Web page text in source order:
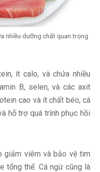
nhiều dưỡng chất quan trọng
ít calo, và chứa nhiều
B, selen, và các axit
cao và ít chất béo, cá
hỗ trợ quá trình phục hồi
giảm viêm và bảo vệ tim
tổng thể. Cá ngừ cũng là